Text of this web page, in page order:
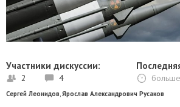
Участники дискуссии:
2 4
Сергей Леонидов,Ярослав Александрович Русаков